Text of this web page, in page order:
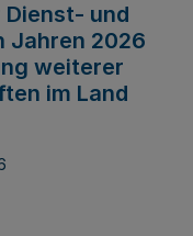
Dienst- und
Jahren 2026
weiterer
im Land